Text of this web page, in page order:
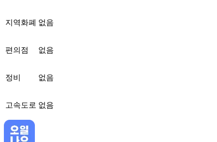
지역화폐 없음
편의점 없음
정비 없음
고속도로 없음